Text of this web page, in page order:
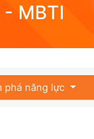
- MBTI
phá năng lực